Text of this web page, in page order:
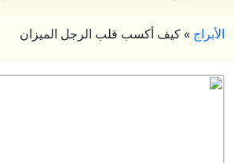
الأبراج »كيف أكسب قلب الرجل الميزان